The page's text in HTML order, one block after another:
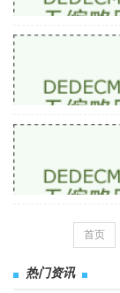
首页
热门资讯